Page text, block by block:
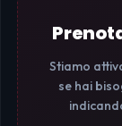
Stiamo
se hai